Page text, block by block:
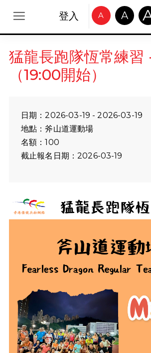
登入 A A
猛龍長跑隊恆常練習
（19:00開始）
日期：2026-03-19 - 2026-03-19
地點：斧山道運動場
名額：100
截止報名日期：2026-03-19